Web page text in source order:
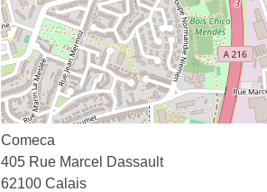
Comeca
405 Rue Marcel Dassault
62100 Calais